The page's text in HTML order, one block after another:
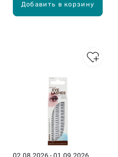
Добавить в корзину